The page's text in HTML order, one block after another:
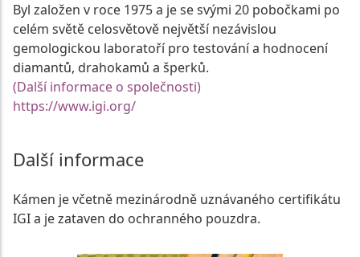
Byl založen v roce 1975 a je se svými 20 pobočkami po
celém světě celosvětově největší nezávislou
gemologickou laboratoří pro testování a hodnocení
diamantů, drahokamů a šperků.
(Další informace o společnosti)
https://www.igi.org/
Další informace
Kámen je včetně mezinárodně uznávaného certifikátu
IGI a je zataven do ochranného pouzdra.